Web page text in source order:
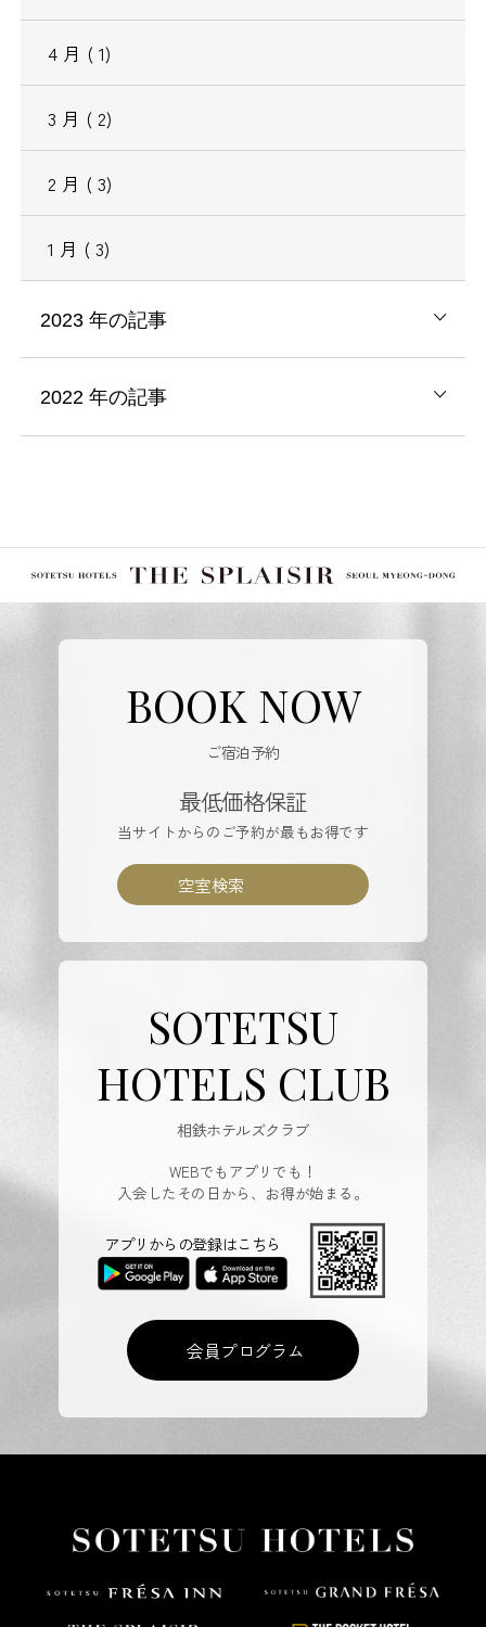
4 月 ( 1)
3 月 ( 2)
2 月 ( 3)
1 月 ( 3)
2023 年の記事
2022 年の記事
BOOK NOW
ご宿泊予約
最低価格保証
当サイトからのご予約が最もお得です
空室検索
SOTETSU
HOTELS CLUB
相鉄ホテルズクラブ
WEBでもアプリでも！
入会したその日から、お得が始まる。
会員プログラム
アプリからの登録はこちら